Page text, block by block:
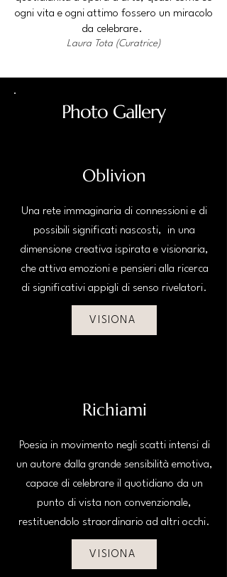
ogni vita e ogni attimo fossero un miracolo
da celebrare.
Laura Tota (Curatrice)
Photo Gallery
Oblivion
Una rete immaginaria di connessioni e di
possibili significati nascosti, in una
dimensione creativa ispirata e visionaria,
che attiva emozioni e pensieri alla ricerca
di significativi appigli di senso rivelatori.
VISIONA
Richiami
Poesia in movimento negli scatti intensi di
un autore dalla grande sensibilità emotiva,
capace di celebrare il quotidiano da un
punto di vista non convenzionale,
restituendolo straordinario ad altri occhi.
VISIONA